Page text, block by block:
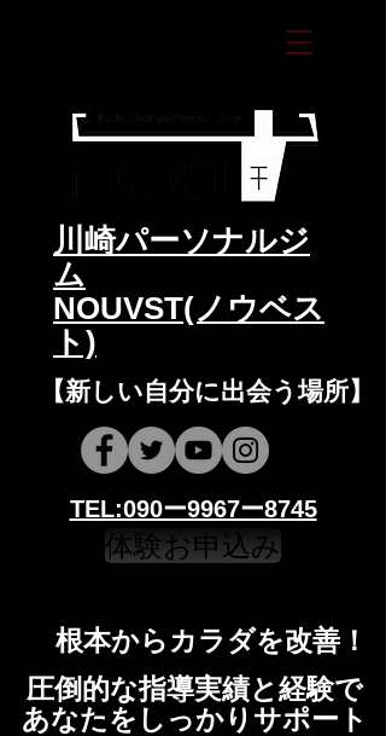
​川崎パーソナルジ
ム
NOUVST(ノウベス
ト)
​​【新しい自分に出会う場所】
​​TEL:090ー9967ー8745
体験お申込み
​根本からカラダを改善！​​
​​圧倒的な指導実績と経験で
​あなたをしっかりサポート